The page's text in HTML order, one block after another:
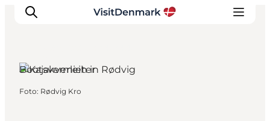
Bootsvermieter
Foto: Rødvig Kro